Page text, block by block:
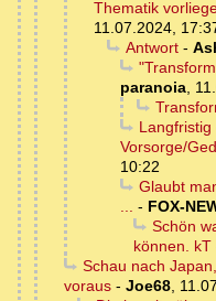
Thematik
11.07.2024,
Antwort-
paranoia,
Vorsorge/
10:22
Glaubt
... - FOX-
Schön
können. kT
Schau nach
voraus - Joe68,